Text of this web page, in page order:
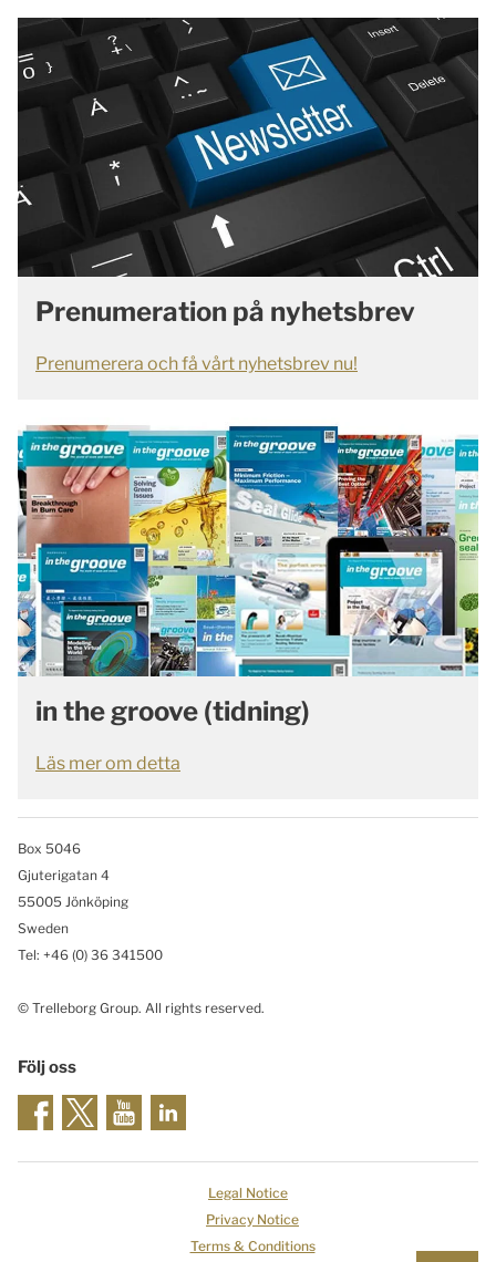
Prenumeration på nyhetsbrev
Prenumerera och få vårt nyhetsbrev nu!
in the groove (tidning)
Läs mer om detta
Box 5046
Gjuterigatan 4
55005 Jönköping
Sweden
Tel: +46 (0) 36 341500
© Trelleborg Group. All rights reserved.
Följ oss
Legal Notice
Privacy Notice
Terms & Conditions